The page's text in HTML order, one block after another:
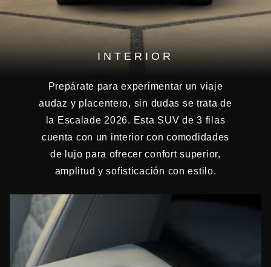
INTERIOR
Prepárate para experimentar un viaje
audaz y placentero, sin dudas se trata de
la Escalade 2026. Esta SUV de 3 filas
cuenta con un interior con comodidades
de lujo para ofrecer confort superior,
amplitud y sofisticación con estilo.